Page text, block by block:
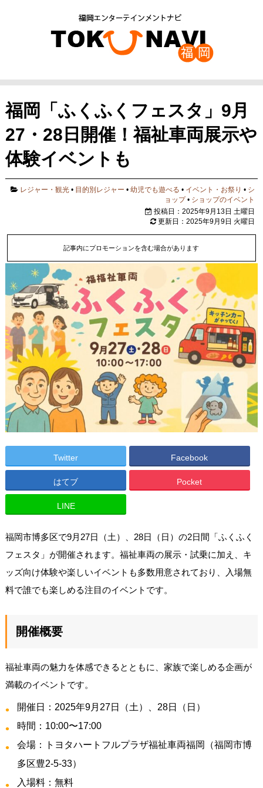
福岡「ふくふくフェスタ」9月
27・28日開催！福祉車両展示や
体験イベントも
レジャー・観光 • 目的別レジャー •幼児でも遊べる • イベント・お祭り • シ
ョップ• ショップのイベント
投稿日：2025年9月13日 土曜日
更新日：2025年9月9日 火曜日
記事内にプロモーションを含む場合があります
Twitter Facebook
はてブ Pocket
LINE
福岡市博多区で9月27日（土）、28日（日）の2日間「ふくふく
フェスタ」が開催されます。福祉車両の展示・試乗に加え、キ
ッズ向け体験や楽しいイベントも多数用意されており、入場無
料で誰でも楽しめる注目のイベントです。
開催概要
福祉車両の魅力を体感できるとともに、家族で楽しめる企画が
満載のイベントです。
開催日：2025年9月27日（土）、28日（日）
時間：10:00〜17:00
会場：トヨタハートフルプラザ福祉車両福岡（福岡市博
多区豊2-5-33）
入場料：無料